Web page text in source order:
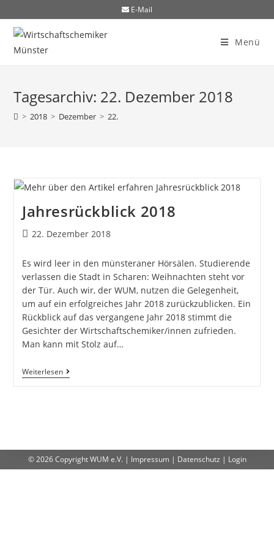
E-Mail
Menü
Tagesarchiv: 22. Dezember 2018
> 2018 > Dezember > 22.
Jahresrückblick 2018
22. Dezember 2018
Es wird leer in den münsteraner Hörsälen. Studierende
verlassen die Stadt in Scharen: Weihnachten steht vor
der Tür. Auch wir, der WUM, nutzen die Gelegenheit,
um auf ein erfolgreiches Jahr 2018 zurückzublicken. Ein
Rückblick auf das vergangene Jahr 2018 stimmt die
Gesichter der Wirtschaftschemiker/innen zufrieden.
Man kann mit Stolz auf…
Weiterlesen
© 2026 CopyrightWUM e.V.| Impressum| Datenschutz | Login